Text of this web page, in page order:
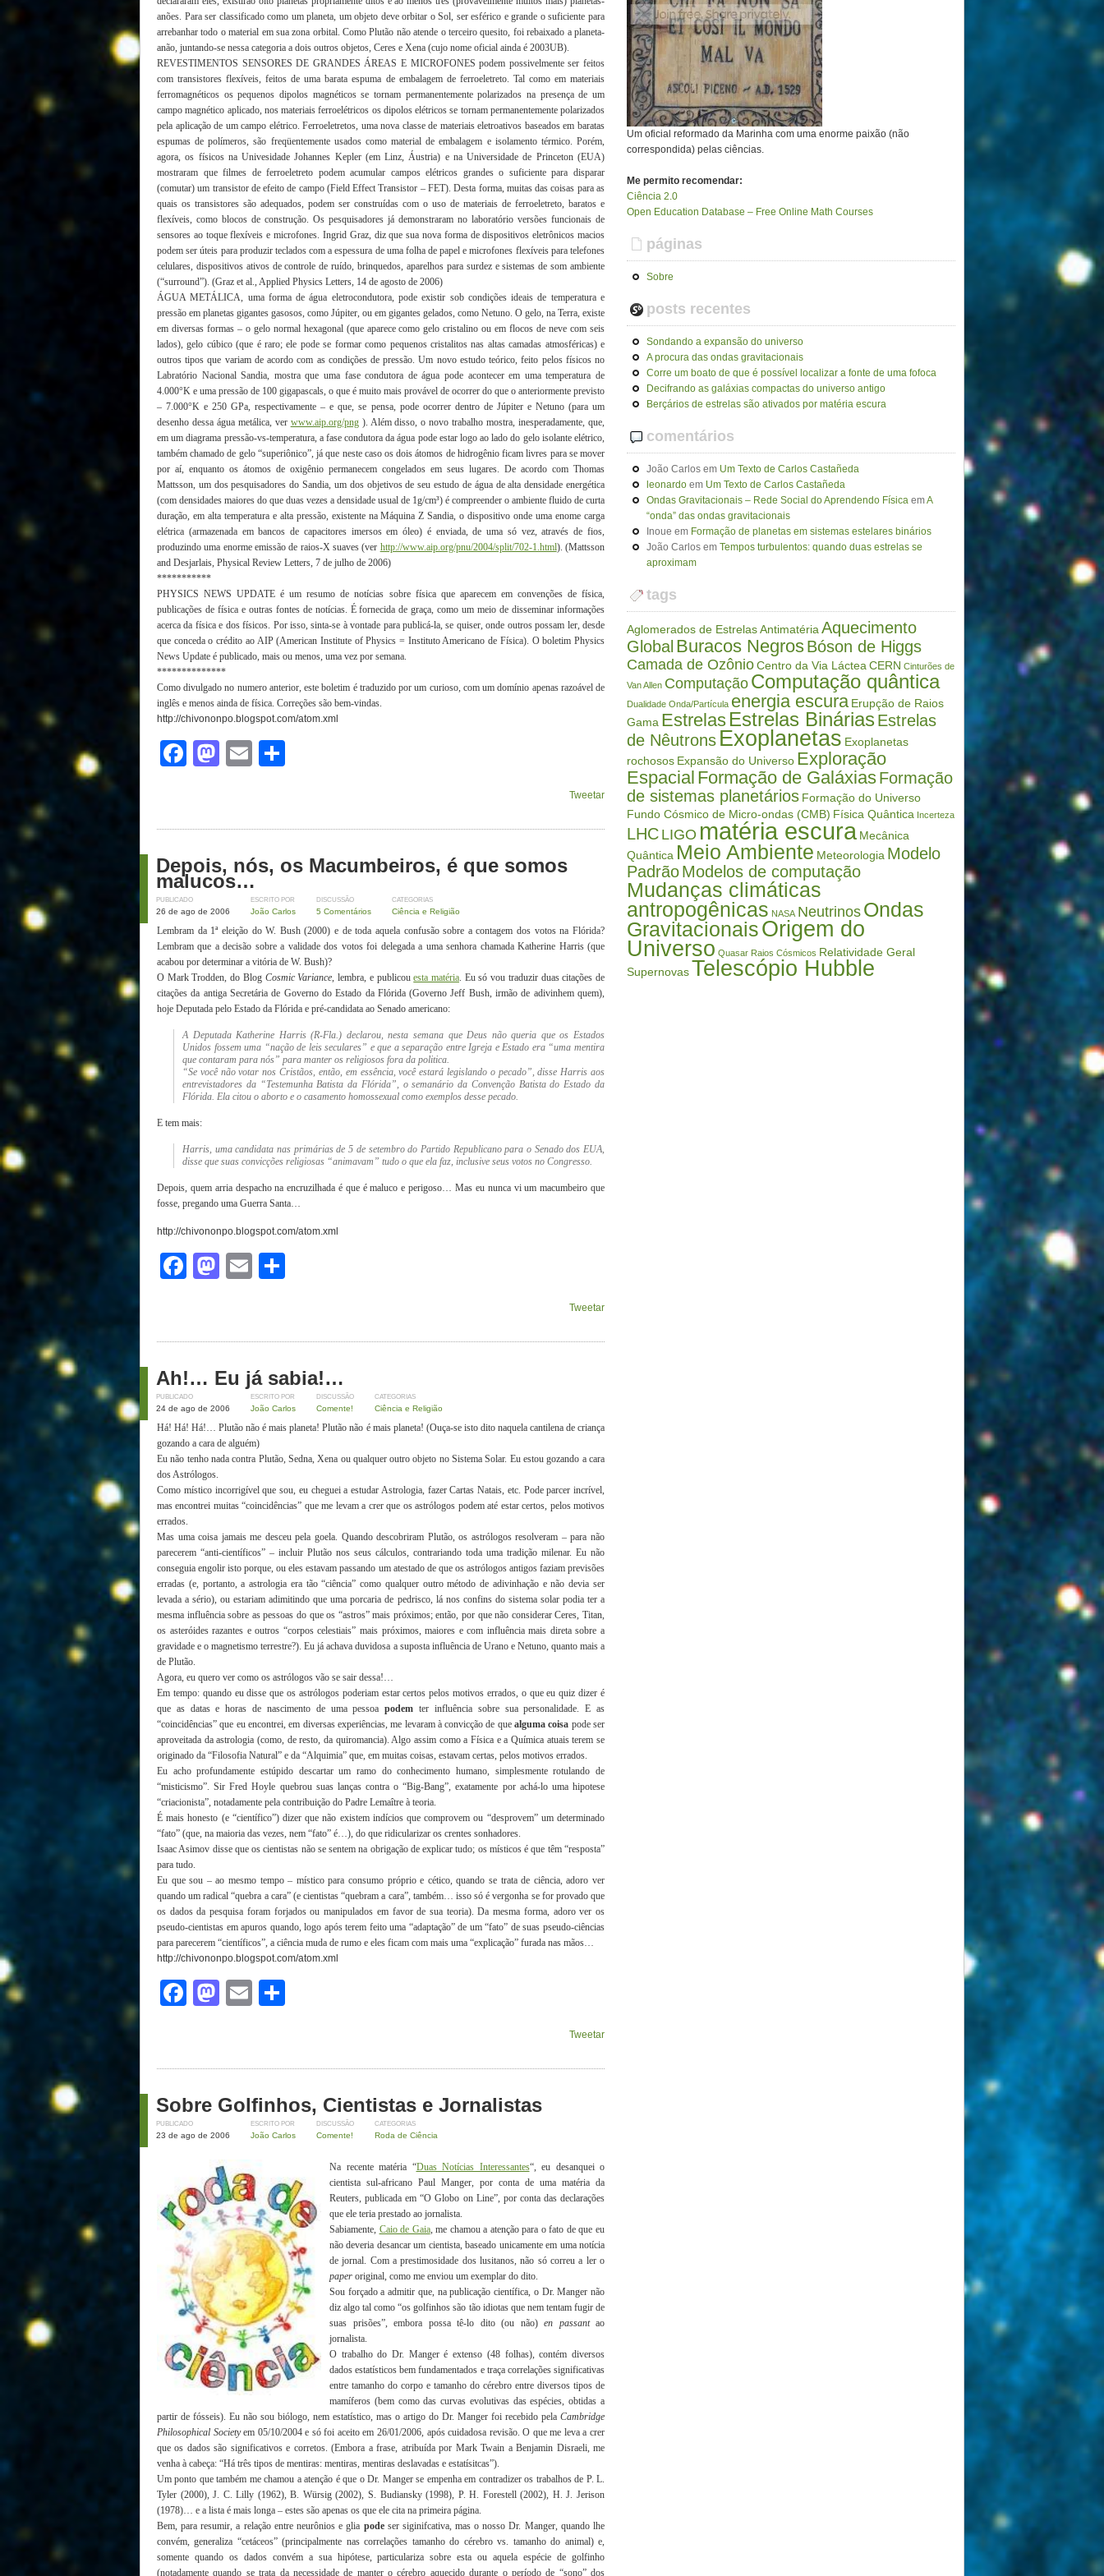
anões. Para ser classificado como um planeta, um objeto deve orbitar o Sol, ser esférico e grande o suficiente para
arrebanhar todo o material em sua zona orbital. Como Plutão não atende o terceiro quesito, foi rebaixado a planeta-
anão, juntando-se nessa categoria a dois outros objetos, Ceres e Xena (cujo nome oficial ainda é 2003UB).
REVESTIMENTOS SENSORES DE GRANDES ÁREAS E MICROFONES podem possivelmente ser feitos
com transistores flexíveis, feitos de uma barata espuma de embalagem de ferroeletreto. Tal como em materiais
ferromagnéticos os pequenos dipolos magnéticos se tornam permanentemente polarizados na presença de um
campo magnético aplicado, nos materiais ferroelétricos os dipolos elétricos se tornam permanentemente polarizados
pela aplicação de um campo elétrico. Ferroeletretos, uma nova classe de materiais eletroativos baseados em baratas
espumas de polímeros, são freqüentemente usados como material de embalagem e isolamento térmico. Porém,
agora, os físicos na Univesidade Johannes Kepler (em Linz, Áustria) e na Universidade de Princeton (EUA)
mostraram que filmes de ferroeletreto podem acumular campos elétricos grandes o suficiente para disparar
(comutar) um transistor de efeito de campo (Field Effect Transistor – FET). Desta forma, muitas das coisas para as
quais os transistores são adequados, podem ser construídas com o uso de materiais de ferroeletreto, baratos e
flexíveis, como blocos de construção. Os pesquisadores já demonstraram no laboratório versões funcionais de
sensores ao toque flexíveis e microfones. Ingrid Graz, diz que sua nova forma de dispositivos eletrônicos macios
podem ser úteis para produzir teclados com a espessura de uma folha de papel e microfones flexíveis para telefones
celulares, dispositivos ativos de controle de ruído, brinquedos, aparelhos para surdez e sistemas de som ambiente
(“surround”). (Graz et al., Applied Physics Letters, 14 de agosto de 2006)
ÁGUA METÁLICA, uma forma de água eletrocondutora, pode existir sob condições ideais de temperatura e
pressão em planetas gigantes gasosos, como Júpiter, ou em gigantes gelados, como Netuno. O gelo, na Terra, existe
em diversas formas – o gelo normal hexagonal (que aparece como gelo cristalino ou em flocos de neve com seis
lados), gelo cúbico (que é raro; ele pode se formar como pequenos cristalitos nas altas camadas atmosféricas) e
outros tipos que variam de acordo com as condições de pressão. Um novo estudo teórico, feito pelos físicos no
Labratório Nacional Sandia, mostra que uma fase condutora de água pode acontecer em uma temperatura de
4.000°K e uma pressão de 100 gigapascals, o que é muito mais provável de ocorrer do que o anteriormente previsto
– 7.000°K e 250 GPa, respectivamente – e que, se pensa, pode ocorrer dentro de Júpiter e Netuno (para um
desenho dessa água metálica, ver www.aip.org/png). Além disso, o novo trabalho mostra, inesperadamente, que,
em um diagrama pressão-vs-temperatura, a fase condutora da água pode estar logo ao lado do gelo isolante elétrico,
também chamado de gelo “superiônico”, já que neste caso os dois átomos de hidrogênio ficam livres para se mover
por aí, enquanto os átomos de oxigênio permanecem congelados em seus lugares. De acordo com Thomas
Mattsson, um dos pesquisadores do Sandia, um dos objetivos de seu estudo de água de alta densidade energética
(com densidades maiores do que duas vezes a densidade usual de 1g/cm³) é compreender o ambiente fluido de curta
duração, em alta temperatura e alta pressão, existente na Máquina Z Sandia, o dispositivo onde uma enome carga
elétrica (armazenada em bancos de capacitores imersos em óleo) é enviada, de uma só vez, através de fios,
produzindo uma enorme emissão de raios-X suaves (ver http://www.aip.org/pnu/2004/split/702-1.html). (Mattsson
and Desjarlais, Physical Review Letters, 7 de julho de 2006)
***********
PHYSICS NEWS UPDATE é um resumo de notícias sobre física que aparecem em convenções de física,
publicações de física e outras fontes de notícias. É fornecida de graça, como um meio de disseminar informações
acerca da física e dos físicos. Por isso, sinta-se à vontade para publicá-la, se quiser, onde outros possam ler, desde
que conceda o crédito ao AIP (American Institute of Physics = Instituto Americano de Física). O boletim Physics
News Update é publicado, mais ou menos, uma vez por semana.
**************
Como divulgado no numero anterior, este boletim é traduzido por um curioso, com um domínio apenas razoável de
inglês e menos ainda de física. Correções são bem-vindas.
http://chivononpo.blogspot.com/atom.xml
Facebook
Mastodon
Email
Tweetar
Depois, nós, os Macumbeiros, é que somos
malucos…
PUBLICADO
26 de ago de 2006
ESCRITO POR
João Carlos
DISCUSSÃO
5 Comentários
CATEGORIAS
Ciência e Religião
Lembram da 1ª eleição do W. Bush (2000) e de toda aquela confusão sobre a contagem dos votos na Flórida?
Lembram que a decisão sobre a validade dos votos foi delegada a uma senhora chamada Katherine Harris (que
acabou por determinar a vitória de W. Bush)?
O Mark Trodden, do Blog Cosmic Variance, lembra, e publicouesta matéria. Eu só vou traduzir duas citações de
citações da antiga Secretária de Governo do Estado da Flórida (Governo Jeff Bush, irmão de adivinhem quem),
hoje Deputada pelo Estado da Flórida e pré-candidata ao Senado americano:
A Deputada Katherine Harris (R-Fla.) declarou, nesta semana que Deus não queria que os Estados
Unidos fossem uma “nação de leis seculares” e que a separação entre Igreja e Estado era “uma mentira
que contaram para nós” para manter os religiosos fora da politica.
“Se você não votar nos Cristãos, então, em essência, você estará legislando o pecado”, disse Harris aos
entrevistadores da “Testemunha Batista da Flórida”, o semanário da Convenção Batista do Estado da
Flórida. Ela citou o aborto e o casamento homossexual como exemplos desse pecado.
E tem mais:
Harris, uma candidata nas primárias de 5 de setembro do Partido Republicano para o Senado dos EUA,
disse que suas convicções religiosas “animavam” tudo o que ela faz, inclusive seus votos no Congresso.
Depois, quem arria despacho na encruzilhada é que é maluco e perigoso… Mas eu nunca vi um macumbeiro que
fosse, pregando uma Guerra Santa…
http://chivononpo.blogspot.com/atom.xml
Facebook
Mastodon
Email
Tweetar
Ah!… Eu já sabia!…
PUBLICADO
24 de ago de 2006
ESCRITO POR
João Carlos
DISCUSSÃO
Comente!
CATEGORIAS
Ciência e Religião
Há! Há! Há!… Plutão não é mais planeta! Plutão não é mais planeta! (Ouça-se isto dito naquela cantilena de criança
gozando a cara de alguém)
Eu não tenho nada contra Plutão, Sedna, Xena ou qualquer outro objeto no Sistema Solar. Eu estou gozando a cara
dos Astrólogos.
Como místico incorrigível que sou, eu cheguei a estudar Astrologia, fazer Cartas Natais, etc. Pode parcer incrível,
mas encontrei muitas “coincidências” que me levam a crer que os astrólogos podem até estar certos, pelos motivos
errados.
Mas uma coisa jamais me desceu pela goela. Quando descobriram Plutão, os astrólogos resolveram – para não
parecerem “anti-científicos” – incluir Plutão nos seus cálculos, contrariando toda uma tradição milenar. Eu não
conseguia engolir isto porque, ou eles estavam passando um atestado de que os astrólogos antigos faziam previsões
erradas (e, portanto, a astrologia era tão “ciência” como qualquer outro método de adivinhação e não devia ser
levada a sério), ou estariam adimitindo que uma porcaria de pedrisco, lá nos confins do sistema solar podia ter a
mesma influência sobre as pessoas do que os “astros” mais próximos; então, por que não considerar Ceres, Titan,
os asteróides razantes e outros “corpos celestiais” mais próximos, maiores e com influência mais direta sobre a
gravidade e o magnetismo terrestre?). Eu já achava duvidosa a suposta influência de Urano e Netuno, quanto mais a
de Plutão.
Agora, eu quero ver como os astrólogos vão se sair dessa!…
Em tempo: quando eu disse que os astrólogos poderiam estar certos pelos motivos errados, o que eu quiz dizer é
que as datas e horas de nascimento de uma pessoapodem ter influência sobre sua personalidade. E as
“coincidências” que eu encontrei, em diversas experiências, me levaram à convicção de quealguma coisa pode ser
aproveitada da astrologia (como, de resto, da quiromancia). Algo assim como a Física e a Química atuais terem se
originado da “Filosofia Natural” e da “Alquimia” que, em muitas coisas, estavam certas, pelos motivos errados.
Eu acho profundamente estúpido descartar um ramo do conhecimento humano, simplesmente rotulando de
“misticismo”. Sir Fred Hoyle quebrou suas lanças contra o “Big-Bang”, exatamente por achá-lo uma hipotese
“criacionista”, notadamente pela contribuição do Padre Lemaître à teoria.
É mais honesto (e “científico”) dizer que não existem indícios que comprovem ou “desprovem” um determinado
“fato” (que, na maioria das vezes, nem “fato” é…), do que ridicularizar os crentes sonhadores.
Isaac Asimov disse que os cientistas não se sentem na obrigação de explicar tudo; os místicos é que têm “resposta”
para tudo.
Eu que sou – ao mesmo tempo – místico para consumo próprio e cético, quando se trata de ciência, adoro ver
quando um radical “quebra a cara” (e cientistas “quebram a cara”, também… isso só é vergonha se for provado que
os dados da pesquisa foram forjados ou manipulados em favor de sua teoria). Da mesma forma, adoro ver os
pseudo-cientistas em apuros quando, logo após terem feito uma “adaptação” de um “fato” de suas pseudo-ciências
para parecerem “científicos”, a ciência muda de rumo e eles ficam com mais uma “explicação” furada nas mãos…
http://chivononpo.blogspot.com/atom.xml
Facebook
Mastodon
Email
Tweetar
Sobre Golfinhos, Cientistas e Jornalistas
PUBLICADO
23 de ago de 2006
ESCRITO POR
João Carlos
DISCUSSÃO
Comente!
CATEGORIAS
Roda de Ciência
Na recente matéria “Duas Notícias Interessantes“, eu desanquei o
cientista sul-africano Paul Manger, por conta de uma matéria da
Reuters, publicada em “O Globo on Line”, por conta das declarações
que ele teria prestado ao jornalista.
Sabiamente, Caio de Gaia, me chamou a atenção para o fato de que eu
não deveria desancar um cientista, baseado unicamente em uma notícia
de jornal. Com a prestimosidade dos lusitanos, não só correu a ler o
paper original, como me enviou um exemplar do dito.
Sou forçado a admitir que, na publicação científica, o Dr. Manger não
diz algo tal como “os golfinhos são tão idiotas que nem tentam fugir de
suas prisões”, embora possa tê-lo dito (ou não) en passantao
jornalista.
O trabalho do Dr. Manger é extenso (48 folhas), contém diversos
dados estatísticos bem fundamentados e traça correlações significativas
entre tamanho do corpo e tamanho do cérebro entre diversos tipos de
mamíferos (bem como das curvas evolutivas das espécies, obtidas a
partir de fósseis). Eu não sou biólogo, nem estatístico, mas o artigo do Dr. Manger foi recebido pela Cambridge
Philosophical Societyem 05/10/2004 e só foi aceito em 26/01/2006, após cuidadosa revisão. O que me leva a crer
que os dados são significativos e corretos. (Embora a frase, atribuída por Mark Twain a Benjamin Disraeli, me
venha à cabeça: “Há três tipos de mentiras: mentiras, mentiras deslavadas e estatísitcas”).
Um ponto que também me chamou a atenção é que o Dr. Manger se empenha em contradizer os trabalhos de P. L.
Tyler (2000), J. C. Lilly (1962), B. Würsig (2002), S. Budiansky (1998), P. H. Forestell (2002), H. J. Jerison
(1978)… e a lista é mais longa – estes são apenas os que ele cita na primeira página.
Bem, para resumir, a relação entre neurônios e glia podeser siginifcativa, mas o nosso Dr. Manger, quando lhe
convém, generaliza “cetáceos” (principalmente nas correlações tamanho do cérebro vs. tamanho do animal) e,
somente quando os dados convém a sua hipótese, particulariza sobre esta ou aquela espécie de golfinho
(notadamente quando se trata da necessidade de manter o cérebro aquecido durante o período de “sono” dos
Um oficial reformado da Marinha com uma enorme paixão (não
correspondida) pelas ciências.
Me permito recomendar:
Ciência 2.0
Open Education Database – Free Online Math Courses
páginas
Sobre
posts recentes
Sondando a expansão do universo
A procura das ondas gravitacionais
Corre um boato de que é possível localizar a fonte de uma fofoca
Decifrando as galáxias compactas do universo antigo
Berçários de estrelas são ativados por matéria escura
comentários
João Carlos em Um Texto de Carlos Castañeda
leonardo em Um Texto de Carlos Castañeda
Ondas Gravitacionais – Rede Social do Aprendendo Física emA
“onda” das ondas gravitacionais
Inoue em Formação de planetas em sistemas estelares binários
João Carlos em Tempos turbulentos: quando duas estrelas se
aproximam
tags
Aglomerados de EstrelasAntimatéria Aquecimento
Global Buracos NegrosBóson de Higgs
Camada de OzônioCentro da Via Láctea CERN Cinturões de
Van Allen Computação Computação quântica
Dualidade Onda/Partícula energia escura Erupção de Raios
Gama Estrelas Estrelas Binárias Estrelas
de Nêutrons Exoplanetas Exoplanetas
rochosos Expansão do Universo Exploração
Espacial Formação de GaláxiasFormação
de sistemas planetários Formação do Universo
Fundo Cósmico de Micro-ondas (CMB) Física Quântica Incerteza
LHC LIGO matéria escura Mecânica
Quântica Meio Ambiente Meteorologia Modelo
PadrãoModelos de computação
Mudanças climáticas
antropogênicas NASA Neutrinos Ondas
GravitacionaisOrigem do
Universo Quasar Raios Cósmicos Relatividade Geral
SupernovasTelescópio Hubble